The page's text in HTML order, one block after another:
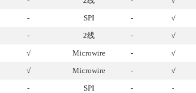
- SPI - √
- 2线 - √
√ Microwire - √
√ Microwire - √
- SPI - -